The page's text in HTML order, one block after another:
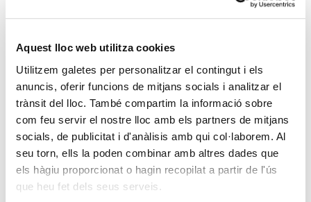
Aquest lloc web utilitza cookies
Utilitzem galetes per personalitzar el contingut i els
anuncis, oferir funcions de mitjans socials i analitzar el
trànsit del lloc. També compartim la informació sobre
com feu servir el nostre lloc amb els partners de mitjans
socials, de publicitat i d'anàlisis amb qui col·laborem. Al
seu torn, ells la poden combinar amb altres dades que
els hàgiu proporcionat o hagin recopilat a partir de l'ús
que heu fet dels seus serveis.
Càritas expressa la seva preocupació per
SEGUEIX LLEGINT
Càritas Barcelona acompanya més de
4.100 persones en el dispositiu
extraordinari de regularització
SEGUEIX LLEGINT